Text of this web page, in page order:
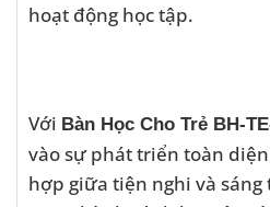
hoạt động học tập.
Với Bàn Học Cho Trẻ BH-
vào sự phát triển toàn
hợp giữa tiện nghi và